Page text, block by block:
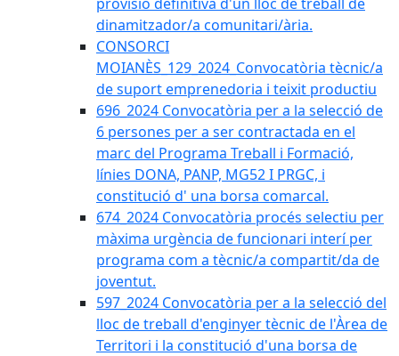
dinamitzador/a comunitari/ària.
CONSORCI
MOIANÈS_129_2024_Convocatòria tècnic/a
de suport emprenedoria i teixit productiu
696_2024 Convocatòria per a la selecció de
6 persones per a ser contractada en el
marc del Programa Treball i Formació,
línies DONA, PANP, MG52 I PRGC, i
constitució d' una borsa comarcal.
674_2024 Convocatòria procés selectiu per
màxima urgència de funcionari interí per
programa com a tècnic/a compartit/da de
joventut.
597_2024 Convocatòria per a la selecció del
lloc de treball d'enginyer tècnic de l'Àrea de
Territori i la constitució d'una borsa de